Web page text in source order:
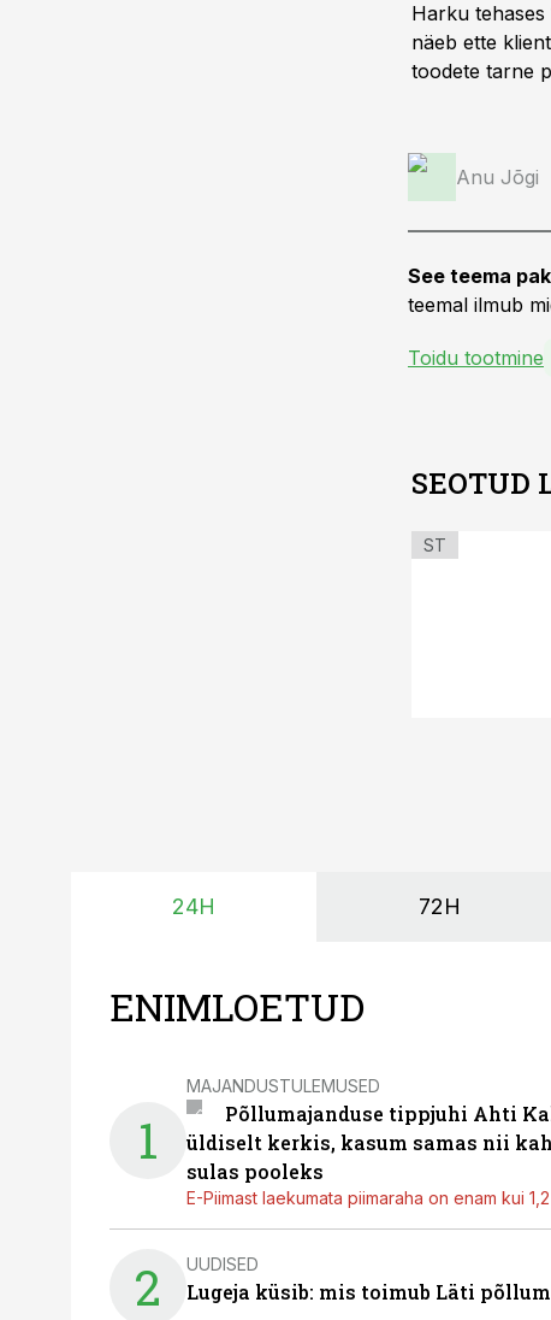
Harku
näeb ette
toodete tarne
Anu Jõgi
See teema
teemal ilmub
Toidu tootmine
SEOTUD
ST
24H 72H
ENIMLOETUD
1
MAJANDUSTULEMUSED
Põllumajanduse tippjuhi Ahti
üldiselt kerkis, kasum samas nii
sulas pooleks
E-Piimast laekumata piimaraha on enam kui
2 UUDISED
Lugeja küsib: mis toimub Läti